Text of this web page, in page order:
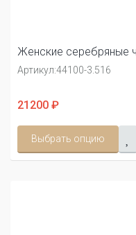
Женские серебряные
Артикул:44100-3.516
21200 ₽
Выбрать опцию